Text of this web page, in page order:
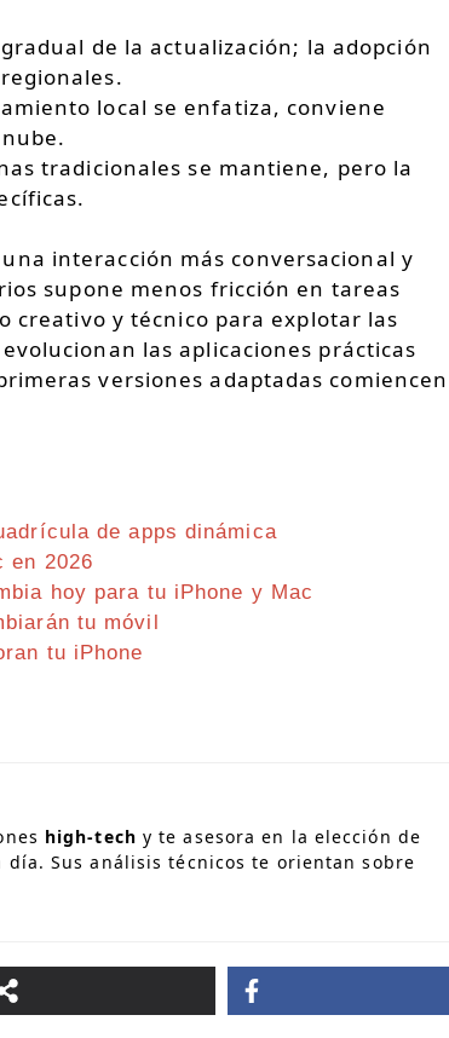
de la actualización; la adopción
local se enfatiza, conviene
tradicionales se mantiene, pero la
interacción más conversacional y
supone menos fricción en tareas
creativo y técnico para explotar las
las aplicaciones prácticas
versiones adaptadas comiencen
de apps dinámica
en 2026
hoy para tu iPhone y Mac
tu móvil
tu iPhone
high-tech y te asesora en la elección de
Sus análisis técnicos te orientan sobre